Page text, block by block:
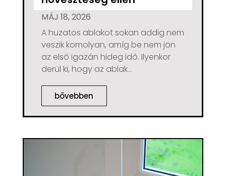
MÁJ 18, 2026
A huzatos ablakot sokan addig nem
veszik komolyan, amíg be nem jön
az első igazán hideg idő. Ilyenkor
derül ki, hogy az ablak...
bővebben